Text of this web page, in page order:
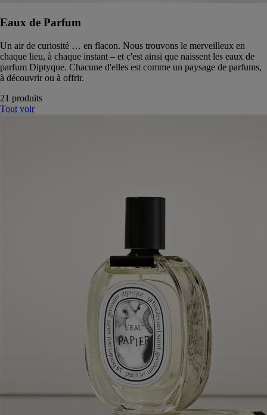
Eaux de Parfum
Un air de curiosité … en flacon. Nous trouvons le merveilleux en
chaque lieu, à chaque instant – et c'est ainsi que naissent les eaux de
parfum Diptyque. Chacune d'elles est comme un paysage de parfums,
à découvrir ou à offrir.
21 produits
Tout voir